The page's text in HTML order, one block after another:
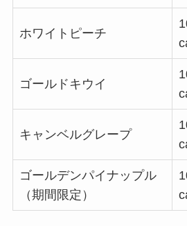
ホワイトピーチ
ゴールドキウイ
キャンベルグレープ
ゴールデンパイナップル
（期間限定）